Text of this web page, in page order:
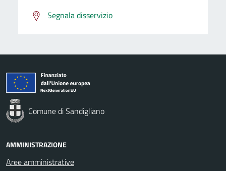
Segnala disservizio
Comune di Sandigliano
AMMINISTRAZIONE
Aree amministrative